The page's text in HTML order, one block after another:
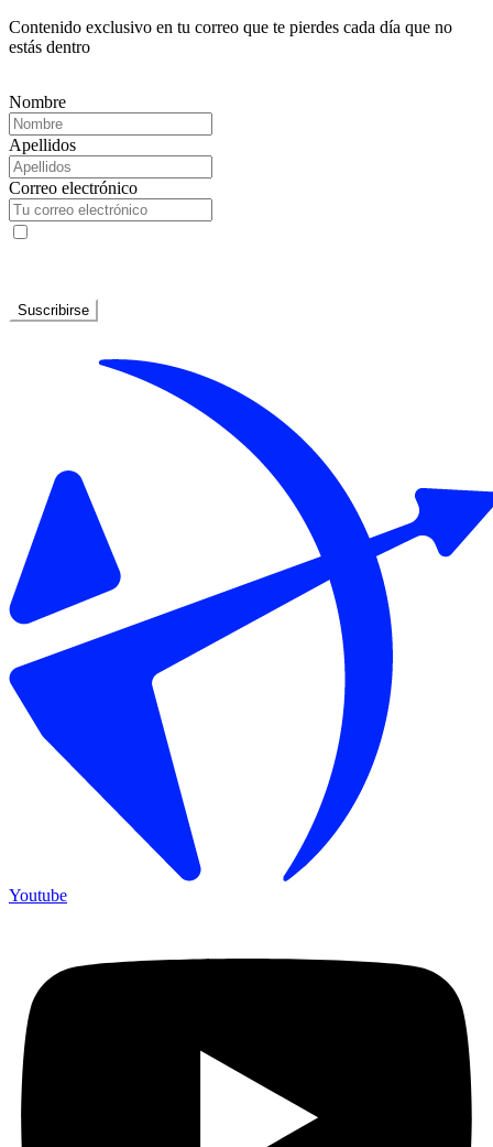
Contenido exclusivo en tu correo que te pierdes cada día que no
estás dentro
Nombre
Apellidos
Correo electrónico
Suscribirse
Youtube